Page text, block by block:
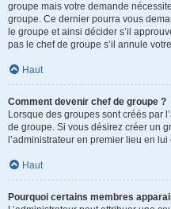
groupe mais votre demande
groupe. Ce dernier pourra vous
le groupe et ainsi décider s’il
pas le chef de groupe s’il annule
Haut
Comment devenir chef de groupe ?
Lorsque des groupes sont créés par
de groupe. Si vous désirez créer un
l’administrateur en premier lieu en
Haut
Pourquoi certains membres